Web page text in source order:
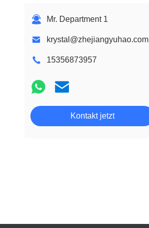
Mr. Department 1
krystal@zhejiangyuhao.com
15356873957
Kontakt jetzt